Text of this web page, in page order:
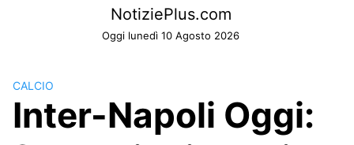
NotiziePlus.com
Oggi lunedì 10 Agosto 2026
CALCIO
Inter-Napoli Oggi: